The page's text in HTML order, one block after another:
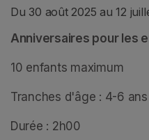
Du 30 août 2025 au 12
Anniversaires pour les
10 enfants maximum
Tranches d'âge : 4-6
Durée : 2h00